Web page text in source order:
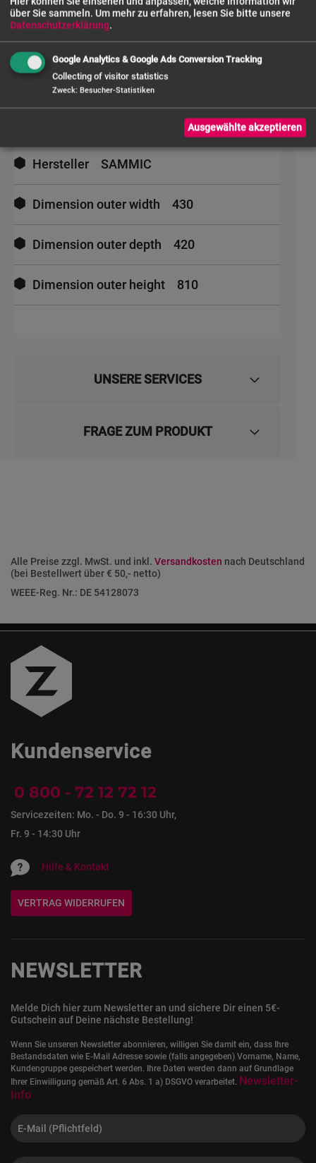
Halbautomatischer Trichter mit großem
Fassungsvermögen
Mehr
Informationen
Artikelnummer SAM-1050738
Hersteller SAMMIC
Dimension outer width 430
Dimension outer depth 420
Dimension outer height 810
UNSERE SERVICES
FRAGE ZUM PRODUKT
Alle Preise zzgl. MwSt. und inkl. Versandkosten nach Deutschland
(bei Bestellwert über € 50,- netto)
WEEE-Reg. Nr.: DE 54128073
Kundenservice
0 800 - 72 12 72 12
Servicezeiten: Mo. - Do. 9 - 16:30 Uhr,
Fr. 9 - 14:30 Uhr
Hilfe & Kontakt
VERTRAG WIDERRUFEN
NEWSLETTER
Melde Dich hier zum Newsletter an und sichere Dir einen 5€-
Gutschein auf Deine nächste Bestellung!
Wenn Sie unseren Newsletter abonnieren, willigen Sie damit ein, dass Ihre
Bestandsdaten wie E-Mail Adresse sowie (falls angegeben) Vorname, Name,
Kundengruppe gespeichert werden. Ihre Daten werden dann auf Grundlage
Ihrer Einwilligung gemäß Art. 6 Abs. 1 a) DSGVO verarbeitet. Newsletter-
Info
über Sie sammeln. Um mehr zu erfahren, lesen Sie bitte unsere
Datenschutzerklärung.
Google Analytics & Google Ads Conversion Tracking
Collecting of visitor statistics
Zweck: Besucher-Statistiken
Ausgewählte akzeptieren